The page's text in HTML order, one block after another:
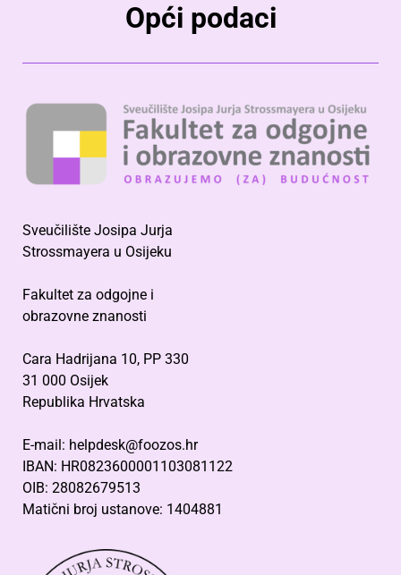
Opći podaci
Sveučilište Josipa Jurja
Strossmayera u Osijeku
Fakultet za odgojne i
obrazovne znanosti
Cara Hadrijana 10, PP 330
31 000 Osijek
Republika Hrvatska
E-mail: helpdesk@foozos.hr
IBAN: HR0823600001103081122
OIB: 28082679513
Matični broj ustanove: 1404881